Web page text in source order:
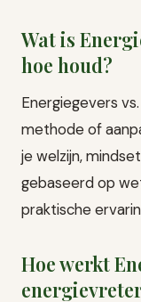
Wat is
hoe houd?
Energiegevers
methode of
je welzijn,
gebaseerd op
praktische
Hoe werkt